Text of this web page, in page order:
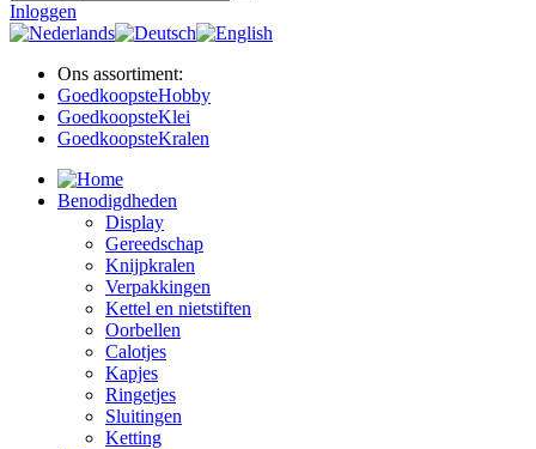
Inloggen
Ons assortiment:
GoedkoopsteHobby
GoedkoopsteKlei
GoedkoopsteKralen
Benodigdheden
Display
Gereedschap
Knijpkralen
Verpakkingen
Kettel en nietstiften
Oorbellen
Calotjes
Kapjes
Ringetjes
Sluitingen
Ketting